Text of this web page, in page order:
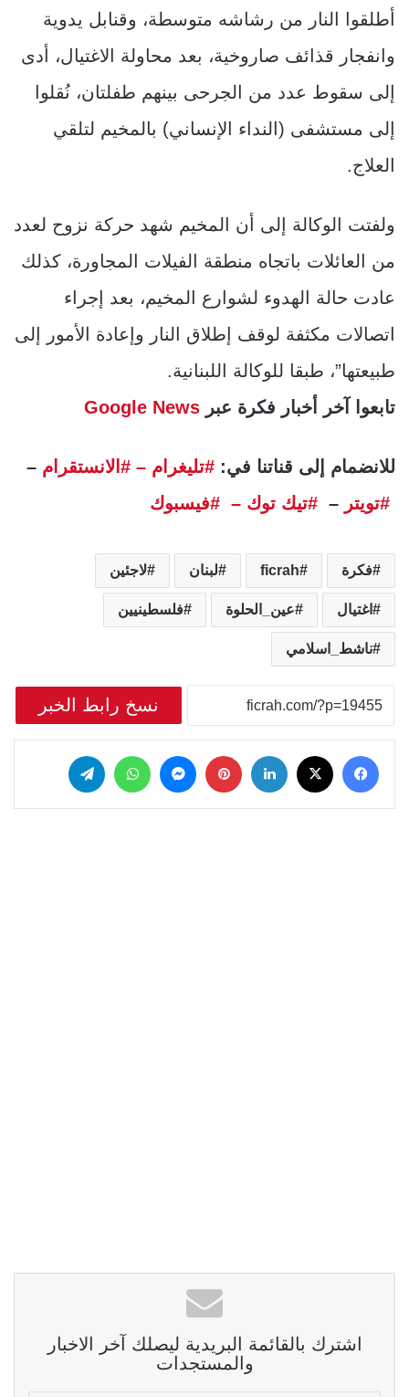
أطلقوا النار من رشاشه متوسطة، وقنابل يدوية
وانفجار قذائف صاروخية، بعد محاولة الاغتيال، أدى
إلى سقوط عدد من الجرحى بينهم طفلتان، نُقلوا
إلى مستشفى (النداء الإنساني) بالمخيم لتلقي
العلاج.
ولفتت الوكالة إلى أن المخيم شهد حركة نزوح لعدد
من العائلات باتجاه منطقة الفيلات المجاورة، كذلك
عادت حالة الهدوء لشوارع المخيم، بعد إجراء
اتصالات مكثفة لوقف إطلاق النار وإعادة الأمور إلى
طبيعتها”، طبقا للوكالة اللبنانية.
تابعوا آخر أخبار فكرة عبر Google News
للانضمام إلى قناتنا في: #تليغرام – #الانستقرام –
#تويتر – #تيك توك – #فيسبوك
فكرة ficrah لبنان لاجئين
اغتيال عين_الحلوة فلسطينيين
ناشط_اسلامي
نسخ رابط الخبر
فيسبوك لينكدإن بينتيريست
ماسنجر واتساب
اشترك بالقائمة البريدية ليصلك آخر الاخبار
والمستجدات